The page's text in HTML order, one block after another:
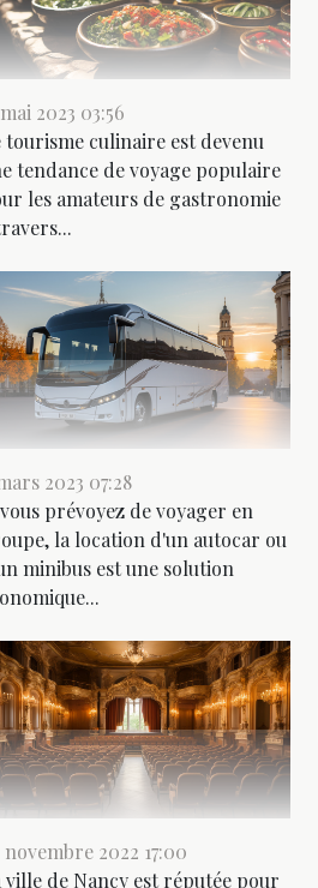
2023 03:56
tourisme culinaire est devenu
tendance de voyage populaire
les amateurs de gastronomie
2023 07:28
prévoyez de voyager en
la location d'un autocar ou
minibus est une solution
novembre 2022 17:00
ville de Nancy est réputée pour